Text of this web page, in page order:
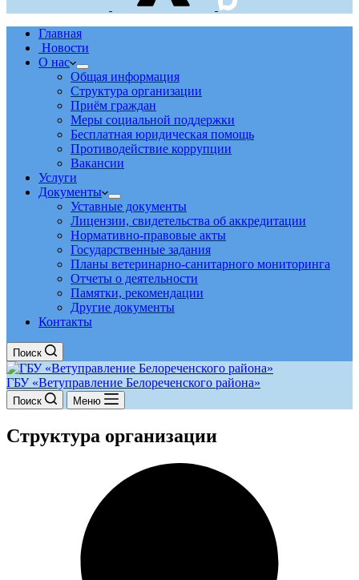
Главная
Новости
О нас
Общая информация
Структура организации
Приём граждан
Меры социальной поддержки
Бесплатная юридическая помощь
Противодействие коррупции
Вакансии
Услуги
Документы
Уставные документы
Лицензии, свидетельства об аккредитации
Нормативно-правовые акты
Государственные задания
Планы ветеринарно-санитарного мониторинга
Отчеты о деятельности
Памятки, рекомендации
Другие документы
Контакты
Поиск
ГБУ «Ветуправление Белореченского района»
Поиск Меню
Структура организации